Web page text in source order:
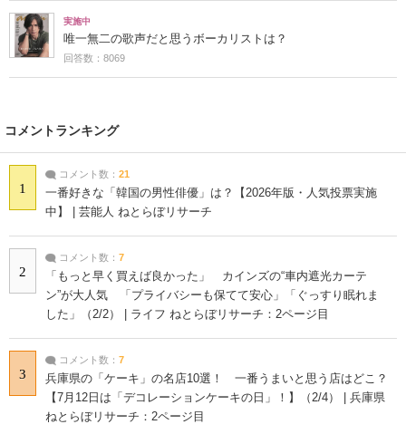
実施中
唯一無二の歌声だと思うボーカリストは？
回答数：8069
コメントランキング
1
コメント数： 21
一番好きな「韓国の男性俳優」は？【2026年版・人気投票実施
中】 | 芸能人 ねとらぼリサーチ
2
コメント数： 7
「もっと早く買えば良かった」 カインズの“車内遮光カーテ
ン”が大人気 「プライバシーも保てて安心」「ぐっすり眠れま
した」（2/2） | ライフ ねとらぼリサーチ：2ページ目
3
コメント数： 7
兵庫県の「ケーキ」の名店10選！ 一番うまいと思う店はどこ？
【7月12日は「デコレーションケーキの日」！】（2/4） | 兵庫県
ねとらぼリサーチ：2ページ目